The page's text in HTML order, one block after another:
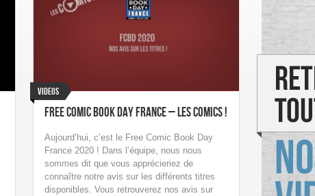
Videos
Free Comic Book Day France – Les comics !
Aujourd’hui, c’est le Free Comic Book Day
France 2020 ! Dans l’équipe, nous nous
sommes dit que vous apprécieriez de
connaître notre avis sur les différents titres
disponibles. Vous retrouverez nos avis sur